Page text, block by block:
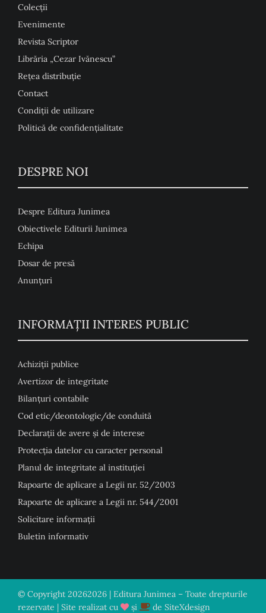
Colecţii
Evenimente
Revista Scriptor
Librăria „Cezar Ivănescu”
Rețea distribuție
Contact
Condiţii de utilizare
Politică de confidențialitate
DESPRE NOI
Despre Editura Junimea
Obiectivele Editurii Junimea
Echipa
Dosar de presă
Anunţuri
INFORMAȚII INTERES PUBLIC
Achiziții publice
Avertizor de integritate
Bilanțuri contabile
Cod etic/deontologic/de conduită
Declarații de avere și de interese
Protecția datelor cu caracter personal
Planul de integritate al instituției
Rapoarte de aplicare a Legii nr. 52/2003
Rapoarte de aplicare a Legii nr. 544/2001
Solicitare informații
Buletin informativ
© Copyright 20262026 | Editura Junimea – Toate drepturile
rezervate | Site realizat cu
și de SiteXdesign